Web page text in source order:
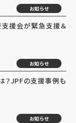
お知らせ
援会が緊急支援＆
お知らせ
？JPFの支援事例も
お知らせ